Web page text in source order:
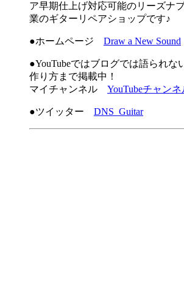
ア早期仕上げ対応可能のリーズナ
業のギターリペアショップです♪
●ホームページ Draw a New Sound
●YouTubeではブログでは語られな
作り方まで掲載中！
マイチャンネル YouTubeチャンネ
●ツイッター DNS_Guitar